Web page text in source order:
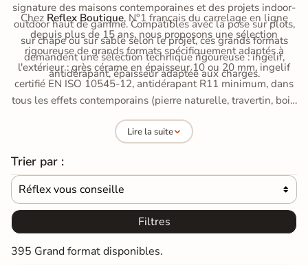
signature des maisons contemporaines et des projets indoor-
outdoor haut de gamme. Compatibles avec la pose sur plots,
sur chape ou sur sable selon le projet, ces grands formats
demandent une sélection technique rigoureuse : ingelif,
antidérapant, épaisseur adaptée aux charges.
Chez Reflex Boutique, N°1 français du carrelage en ligne
depuis plus de 15 ans, nous proposons une sélection
rigoureuse de grands formats spécifiquement adaptés à
l'extérieur : grès cérame en épaisseur 10 ou 20 mm, ingelif
certifié EN ISO 10545-12, antidérapant R11 minimum, dans
tous les effets contemporains (pierre naturelle, travertin, bois,
Découvrez aussi notre gamme complète
carrelage extérieurpour vos autres formats.
Lire la suite
Trier par :
Réflex vous conseille 
Filtres
395 Grand format disponibles.